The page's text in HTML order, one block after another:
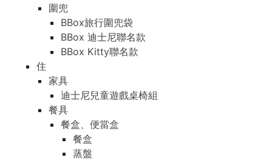
圍兜
BBox旅行圍兜袋
BBox 迪士尼聯名款
BBox Kitty聯名款
住
家具
迪士尼兒童遊戲桌椅組
餐具
餐盒、便當盒
餐盒
蒸盤